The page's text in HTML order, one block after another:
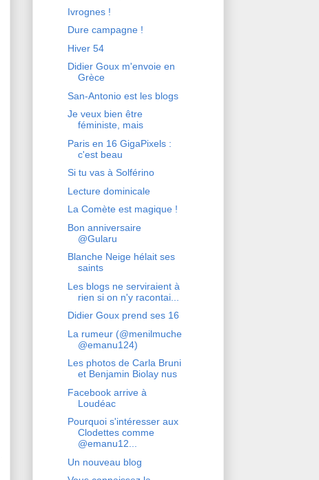
Ivrognes !
Dure campagne !
Hiver 54
Didier Goux m'envoie en
Grèce
San-Antonio est les blogs
Je veux bien être
féministe, mais
Paris en 16 GigaPixels :
c'est beau
Si tu vas à Solférino
Lecture dominicale
La Comète est magique !
Bon anniversaire
@Gularu
Blanche Neige hélait ses
saints
Les blogs ne serviraient à
rien si on n'y racontai...
Didier Goux prend ses 16
La rumeur (@menilmuche
@emanu124)
Les photos de Carla Bruni
et Benjamin Biolay nus
Facebook arrive à
Loudéac
Pourquoi s'intéresser aux
Clodettes comme
@emanu12...
Un nouveau blog